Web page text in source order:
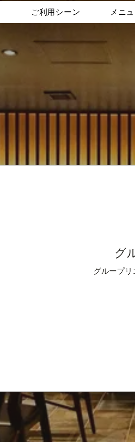
ご利用シーン メニ
グ
グループリ